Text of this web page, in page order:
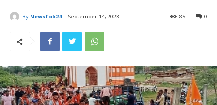
By NewsTok24 September 14, 2023 0
85